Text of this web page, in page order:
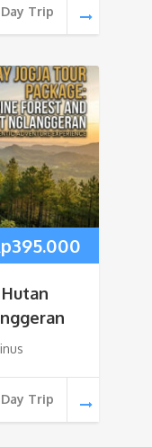
Trip
395.000
Trip